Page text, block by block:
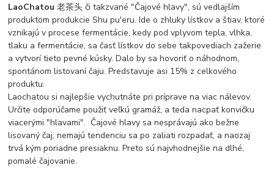
LaoChatou老茶头 či takzvané "Čajové hlavy", sú vedlajším
produktom produkcie Shu pu'eru. Ide o zhluky lístkov a štiav, ktoré
vznikajú v procese fermentácie, kedy pod vplyvom tepla, vlhka,
tlaku a fermentácie, sa časť lístkov do sebe takpovediach zažerie
a vytvorí tieto pevné kúsky. Dalo by sa hovoriť o náhodnom,
spontánom listovaní čaju. Predstavuje asi 15% z celkového
produktu.
Laochatou si najlepšie vychutnáte pri príprave na viac nálevov.
Určite odporúčame použiť veľkú gramáž, a teda nacpať konvičku
viacerými "hlavami". Čajové hlavy sa nesprávajú ako bežne
lisovaný čaj, nemajú tendenciu sa po zaliati rozpadať, a naozaj
trvá kým poriadne presiaknu. Preto sú najvhodnejšie na dlhé,
pomalé čajovanie.